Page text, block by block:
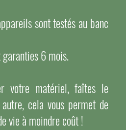
sont testés au banc
6 mois.
votre matériel, faîtes le
cela vous permet de
vie à moindre coût !